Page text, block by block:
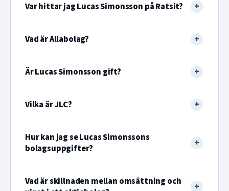
Var hittar jag Lucas Simonsson på Ratsit?
Vad är Allabolag?
Är Lucas Simonsson gift?
Vilka är JLC?
Hur kan jag se Lucas Simonssons
bolagsuppgifter?
Vad är skillnaden mellan omsättning och